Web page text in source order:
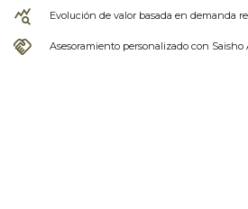
Evolución de valor basada en demanda
Asesoramiento personalizado con Saisho